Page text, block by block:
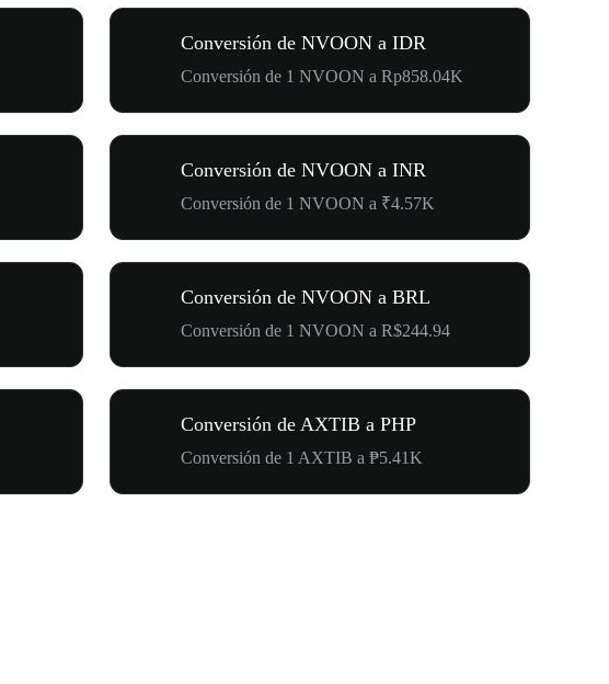
Conversión de NVOON a IDR
Conversión de 1 NVOON a Rp858.04K
Conversión de NVOON a INR
Conversión de 1 NVOON a ₹4.57K
Conversión de NVOON a BRL
Conversión de 1 NVOON a R$244.94
Conversión de AXTIB a PHP
Conversión de 1 AXTIB a ₱5.41K